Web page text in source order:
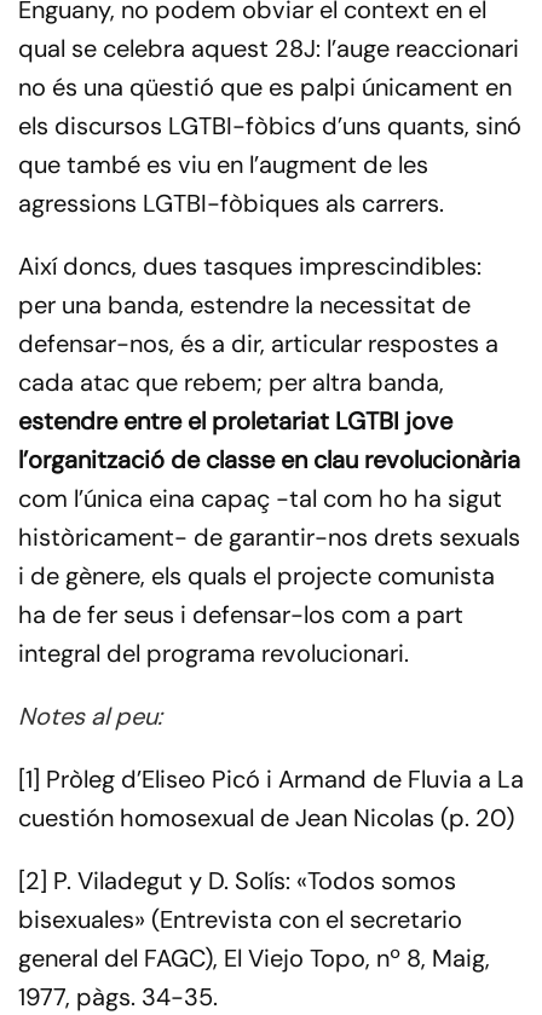
Enguany, no podem obviar el context en el
qual se celebra aquest 28J: l’auge reaccionari
no és una qüestió que es palpi únicament en
els discursos LGTBI-fòbics d’uns quants, sinó
que també es viu en l’augment de les
agressions LGTBI-fòbiques als carrers.
Així doncs, dues tasques imprescindibles:
per una banda, estendre la necessitat de
defensar-nos, és a dir, articular respostes a
cada atac que rebem; per altra banda,
estendre entre el proletariat LGTBI jove
l’organització de classe en clau revolucionària
com l’única eina capaç -tal com ho ha sigut
històricament- de garantir-nos drets sexuals
i de gènere, els quals el projecte comunista
ha de fer seus i defensar-los com a part
integral del programa revolucionari.
Notes al peu:
[1] Pròleg d’Eliseo Picó i Armand de Fluvia a La
cuestión homosexual de Jean Nicolas (p. 20)
[2] P. Viladegut y D. Solís: «Todos somos
bisexuales» (Entrevista con el secretario
general del FAGC), El Viejo Topo, nº 8, Maig,
1977, pàgs. 34-35.